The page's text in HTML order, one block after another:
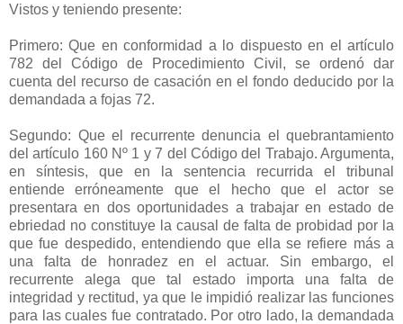
Vistos y teniendo presente:
Primero: Que en conformidad a lo dispuesto en el artículo
782 del Código de Procedimiento Civil, se ordenó dar
cuenta del recurso de casación en el fondo deducido por la
demandada a fojas 72.
Segundo: Que el recurrente denuncia el quebrantamiento
del artículo 160 Nº 1 y 7 del Código del Trabajo. Argumenta,
en síntesis, que en la sentencia recurrida el tribunal
entiende erróneamente que el hecho que el actor se
presentara en dos oportunidades a trabajar en estado de
ebriedad no constituye la causal de falta de probidad por la
que fue despedido, entendiendo que ella se refiere más a
una falta de honradez en el actuar. Sin embargo, el
recurrente alega que tal estado importa una falta de
integridad y rectitud, ya que le impidió realizar las funciones
para las cuales fue contratado. Por otro lado, la demandada